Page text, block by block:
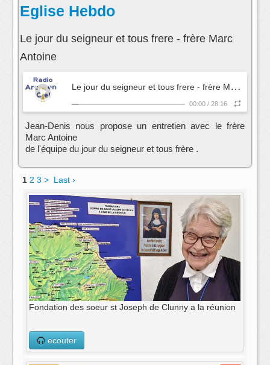
Eglise Hebdo
Le jour du seigneur et tous frere - frère Marc
Antoine
L
e jour du seigneur et tous frere - frère Marc Antoine
00:00 / 28:16
Jean-Denis nous propose un entretien avec le frère
Marc Antoine
de l'équipe du jour du seigneur et tous frère .
1 2 3 > Last ›
Fondation des soeur st Joseph de Clunny a la réunion
ecouter